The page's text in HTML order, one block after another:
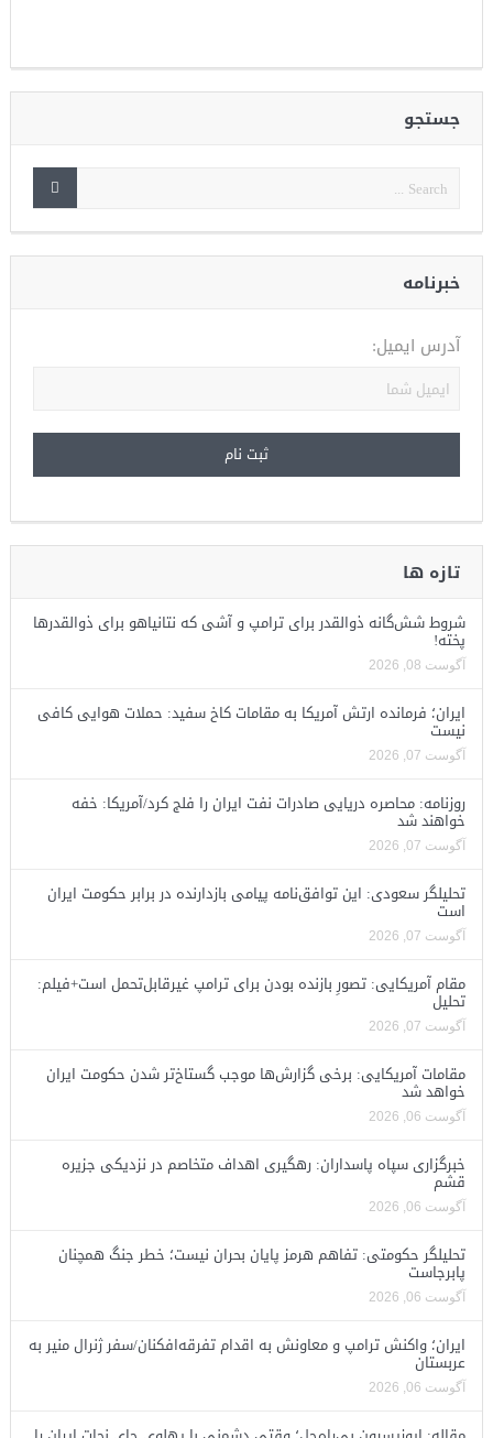
جستجو
خبرنامه
آدرس ایمیل:
تازه ها
شروط شش‌گانه ذوالقدر برای ترامپ و آشی که نتانیاهو برای ذوالقدرها
پخته!
آگوست 08, 2026
ایران؛ فرمانده ارتش آمریکا به مقامات کاخ سفید: حملات هوایی کافی
نیست
آگوست 07, 2026
روزنامه: محاصره دریایی صادرات نفت ایران را فلج کرد/آمریکا: خفه
خواهند شد
آگوست 07, 2026
تحلیلگر سعودی: این توافق‌نامه پیامی بازدارنده در برابر حکومت ایران
است
آگوست 07, 2026
مقام آمریکایی: تصورِ بازنده بودن برای ترامپ غیرقابل‌تحمل است+فیلم:
تحلیل
آگوست 07, 2026
مقامات آمریکایی: برخی گزارش‌ها موجب گستاخ‌تر شدن حکومت ایران
خواهد شد
آگوست 06, 2026
خبرگزاری سپاه پاسداران: رهگیری اهداف متخاصم در نزدیکی جزیره
قشم
آگوست 06, 2026
تحلیلگر حکومتی: تفاهم هرمز پایان بحران نیست؛ خطر جنگ همچنان
پابرجاست
آگوست 06, 2026
ایران؛ واکنش ترامپ و معاونش به اقدام تفرقه‌افکنان/سفر ژنرال منیر به
عربستان
آگوست 06, 2026